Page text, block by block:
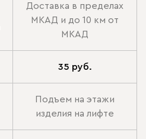
Доставка в пределах
МКАД и до 10 км от
МКАД
35 руб.
Подъем на этажи
изделия на лифте